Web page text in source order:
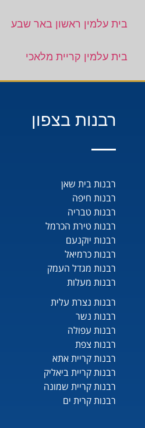
בית עלמין ראשון באר שבע
בית עלמין קריית מלאכי
רבנות בצפון
רבנות בית שאן
רבנות חיפה
רבנות טבריה
רבנות טירת הכרמל
רבנות יוקנעם
רבנות כרמיאל
רבנות מגדל העמק
רבנות מעלות
רבנות נצרת עלית
רבנות נשר
רבנות עפולה
רבנות צפת
רבנות קריית אתא
רבנות קריית ביאליק
רבנות קריית שמונה
רבנות קרית ים